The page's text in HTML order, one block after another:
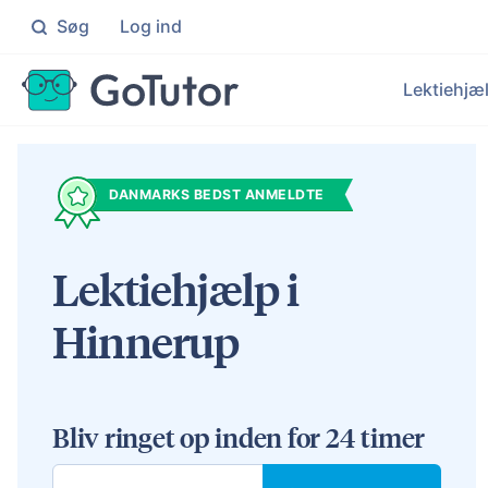
Søg Log ind
Målrettet hjælp til elever på
DANMARKS BEDST ANMELDTE
Lektiehjælp i
Hinnerup
Bliv ringet op inden for 24 timer